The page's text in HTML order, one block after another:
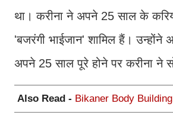
था। करीना ने अपने 25 साल के
'बजरंगी भाईजान' शामिल हैं।
अपने 25 साल पूरे होने पर करीना ने
Also Read - Bikaner Body Building